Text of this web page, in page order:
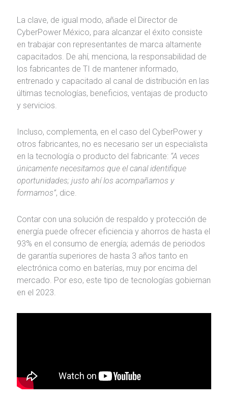
La clave, de igual modo, añade el Director de
CyberPower México, para alcanzar el éxito consiste
en trabajar con representantes de marca altamente
capacitados. De ahí, menciona, la responsabilidad de
los fabricantes de TI de mantener informado,
entrenado y capacitado al canal de distribución en las
últimas tecnologías, beneficios, ventajas de producto
y servicios.
Incluso, complementa, en el caso del CyberPower y
otros fabricantes, no es necesario ser un especialista
en la tecnología o producto del fabricante: “A veces
únicamente necesitamos que el canal identifique
oportunidades; justo ahí los acompañamos y
formamos”, dice.
Contar con una solución de respaldo y protección de
energía puede ofrecer eficiencia y ahorros de hasta el
93% en el consumo de energía; además de periodos
de garantía superiores de hasta 3 años tanto en
electrónica como en baterías, muy por encima del
mercado. Por eso, este tipo de tecnologías gobiernan
en el 2023.